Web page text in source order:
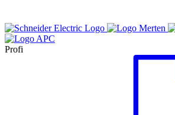
Profi